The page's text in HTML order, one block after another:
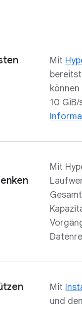
Mit
10
Mit
Mit
und